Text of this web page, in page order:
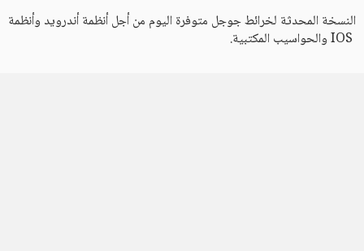
النسخة المحدثة لخرائط جوجل متوفرة اليوم من أجل أنظمة أندرويد وأنظمة